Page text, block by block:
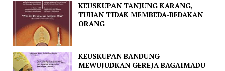
KEUSKUPAN TANJUNG KARANG,
TUHAN TIDAK MEMBEDA-BEDAKAN
ORANG
KEUSKUPAN BANDUNG
MEWUJUDKAN GEREJA BAGAIMADU